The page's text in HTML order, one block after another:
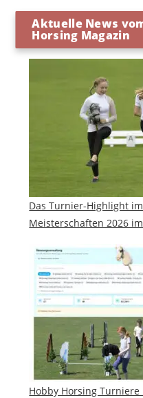
Aktuelle News
Horsing Magazin
Das Turnier-Highlight
Meisterschaften 2026
Hobby Horsing Turniere